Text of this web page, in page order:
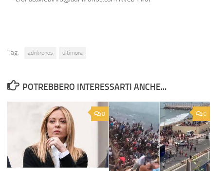
Tag: adnkronos ultimora
POTREBBERO INTERESSARTI ANCHE...
0 0